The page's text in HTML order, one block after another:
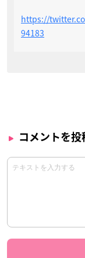
https://
94183
コメントを投